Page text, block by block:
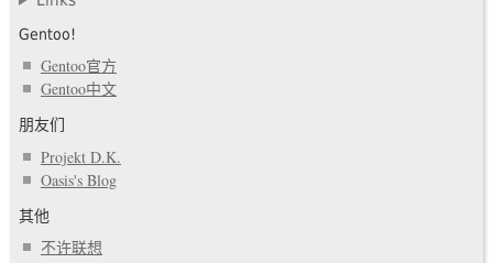
Gentoo!
Gentoo官方
Gentoo中文
朋友们
Projekt D.K.
Oasis's Blog
其他
不许联想